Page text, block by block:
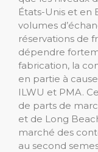
États-Unis et
volumes
réservations de
dépendre
fabrication, la
en partie à
ILWU et PMA.
de parts de
et de Long
marché des
au second